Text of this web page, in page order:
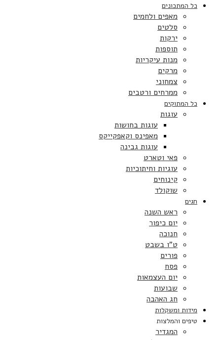
כל המתכונים
מאפים ולחמים
סלטים
ירקות
תוספות
מנות עיקריות
מרקים
צמחוני
ממרחים ורטבים
כל המתוקים
עוגות
עוגות בחושות
מאפינס וקאפקייקס
עוגות גבינה
פאי וטארט
עוגיות וחיתוכיות
קינוחים
שוקולד
חגים
ראש השנה
יום כיפור
חנוכה
ט”ו בשבט
פורים
פסח
יום העצמאות
שבועות
חג האהבה
מידות ומשקלות
טיפים והמלצות
המגדיר